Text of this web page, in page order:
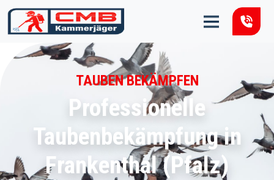
Zum Inhalt springen
TAUBEN BEKÄMPFEN
Professionelle
Taubenbekämpfung in
Frankenthal (Pfalz)